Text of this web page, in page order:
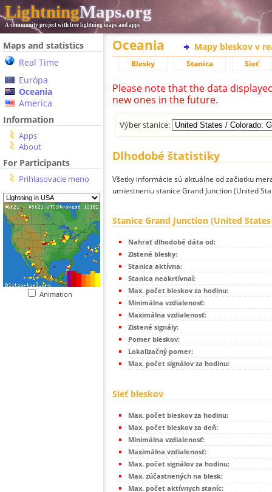
LightningMaps.org
A community project with free lightning maps and apps
Maps and statistics
Real Time
Európa
Oceania
America
Information
Apps
About
For Participants
Prihlasovacie meno
Animation
Oceania Mapy bleskov v
Blesky Stanica Sieť
Please note that the data
new ones in the future.
Výber stanice:
Dlhodobé štatistiky
Všetky informácie sú aktuálne od začiatku
umiestneniu stanice Grand Junction (United
Stanice Grand Junction (United
Nahrať dlhodobé dáta od:
Zistené blesky:
Stanica aktívna:
Stanica neakrtívnaí:
Max. počet bleskov za hodinu:
Minimálna vzdialenosť:
Maximálna vzdialenosť:
Zistené signály:
Pomer bleskov:
Lokalizačný pomer:
Max. počet signálov za hodinu:
Sieť bleskov
Max. počet bleskov za hodinu:
Max. počet bleskov za deň:
Minimálna vzdialenosť:
Maximálna vzdialenosť:
Max. počet signálov za hodinu:
Max. zúčastnených na blesk:
Max. počet aktívnych staníc: